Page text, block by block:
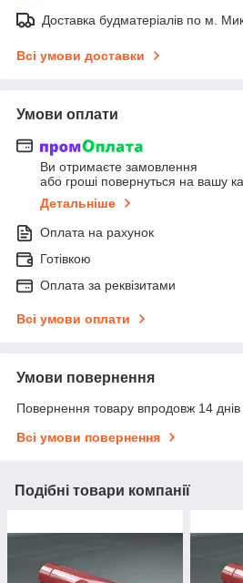
Доставка будматеріалів по м.
Всі умови доставки
Умови оплати
Ви отримаєте замовлення
або гроші повернуться на вашу
Детальніше
Оплата на рахунок
Готівкою
Оплата за реквізитами
Всі умови оплати
Умови повернення
Повернення товару впродовж 14
Всі умови повернення
Подібні товари компанії